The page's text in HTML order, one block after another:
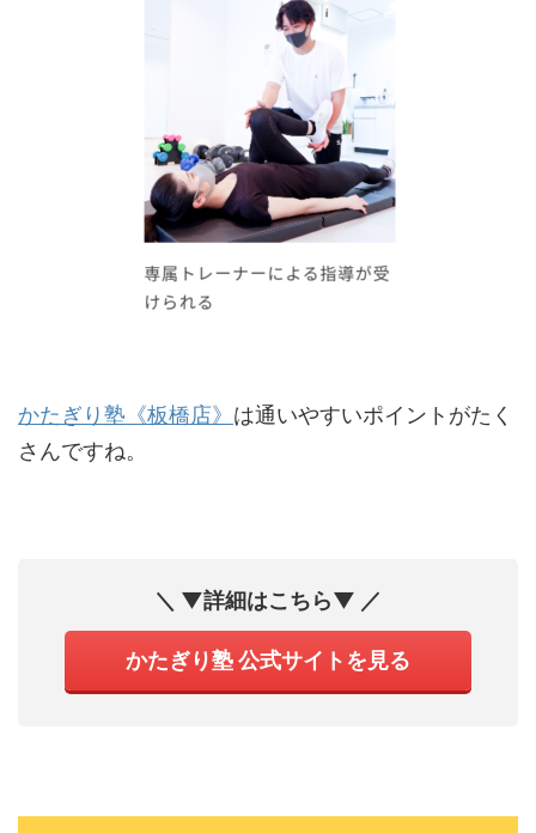
かたぎり塾《板橋店》 は通いやすいポイントがたく
さんですね。
＼ ▼詳細はこちら▼ ／
かたぎり塾 公式サイトを見る